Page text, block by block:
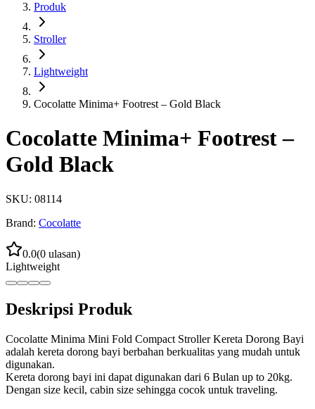
Produk
Stroller
Lightweight
Cocolatte Minima+ Footrest – Gold Black
Cocolatte Minima+ Footrest –
Gold Black
SKU: 08114
Brand: Cocolatte
0.0(0 ulasan)
Lightweight
Deskripsi Produk
Cocolatte Minima Mini Fold Compact Stroller Kereta Dorong Bayi
adalah kereta dorong bayi berbahan berkualitas yang mudah untuk
digunakan.
Kereta dorong bayi ini dapat digunakan dari 6 Bulan up to 20kg.
Dengan size kecil, cabin size sehingga cocok untuk traveling.